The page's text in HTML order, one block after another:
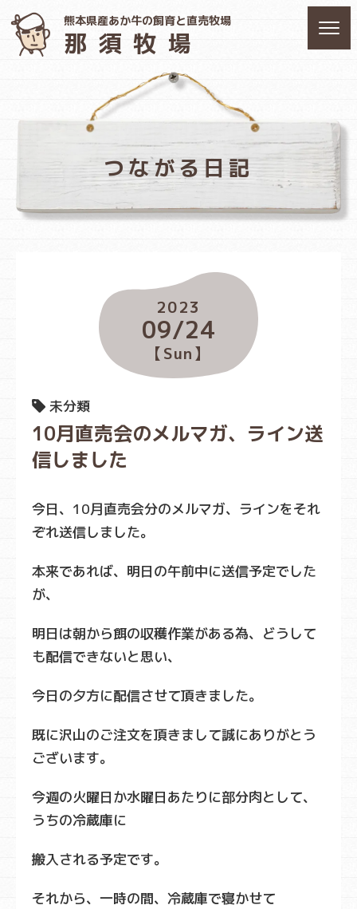
熊本県産あか牛の飼育と直売牧場
那須牧場
つながる日記
2023
09/24
【Sun】
未分類
10月直売会のメルマガ、ライン送
信しました
今日、10月直売会分のメルマガ、ラインをそれ
ぞれ送信しました。
本来であれば、明日の午前中に送信予定でした
が、
明日は朝から餌の収穫作業がある為、どうして
も配信できないと思い、
今日の夕方に配信させて頂きました。
既に沢山のご注文を頂きまして誠にありがとう
ございます。
今週の火曜日か水曜日あたりに部分肉として、
うちの冷蔵庫に
搬入される予定です。
それから、一時の間、冷蔵庫で寝かせて